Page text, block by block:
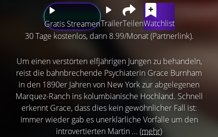
Gratis StreamenTrailerTeilenWatchlist
30 Tage kostenlos, dann 8.99/Monat (Partnerlink).
Um einen verstörten elfjährigen Jungen zu behandeln,
reist die bahnbrechende Psychiaterin Grace Burnham
in den 1890er Jahren von New York zur abgelegenen
Marquez-Ranch ins kolumbianische Hochland. Schnell
erkennt Grace, dass dies kein gewöhnlicher Fall ist:
Immer wieder gab es unerklärliche Vorfälle um den
introvertierten Martin ... (mehr)